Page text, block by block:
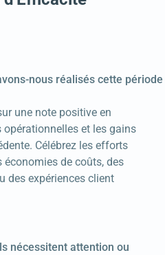
nous réalisés cette période
une note positive en
et les gains
Célébrez les efforts
de coûts, des
des expériences client
nécessitent attention ou